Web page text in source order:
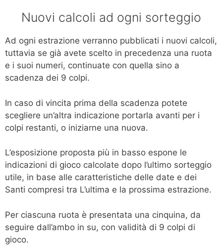
Nuovi calcoli ad ogni sorteggio
Ad ogni estrazione verranno pubblicati i nuovi calcoli,
tuttavia se già avete scelto in precedenza una ruota
e i suoi numeri, continuate con quella sino a
scadenza dei 9 colpi.
In caso di vincita prima della scadenza potete
scegliere un’altra indicazione portarla avanti per i
colpi restanti, o iniziarne una nuova.
L’esposizione proposta più in basso espone le
indicazioni di gioco calcolate dopo l’ultimo sorteggio
utile, in base alle caratteristiche delle date e dei
Santi compresi tra L’ultima e la prossima estrazione.
Per ciascuna ruota è presentata una cinquina, da
seguire dall’ambo in su, con validità di 9 colpi di
gioco.